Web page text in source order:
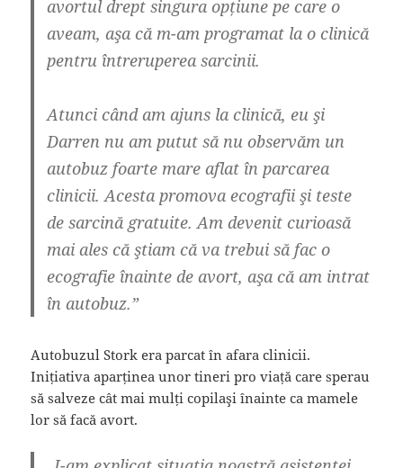
avortul drept singura opțiune pe care o
aveam, aşa că m-am programat la o clinică
pentru întreruperea sarcinii.
Atunci când am ajuns la clinică, eu şi
Darren nu am putut să nu observăm un
autobuz foarte mare aflat în parcarea
clinicii. Acesta promova ecografii şi teste
de sarcină gratuite. Am devenit curioasă
mai ales că ştiam că va trebui să fac o
ecografie înainte de avort, aşa că am intrat
în autobuz.”
Autobuzul Stork era parcat în afara clinicii.
Inițiativa aparținea unor tineri pro viață care sperau
să salveze cât mai mulți copilaşi înainte ca mamele
lor să facă avort.